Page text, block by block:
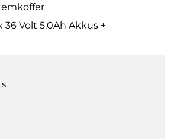
36 Volt 5.0Ah Akkus +